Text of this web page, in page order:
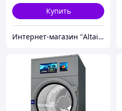
Купить
Интернет-магазин "Altair"